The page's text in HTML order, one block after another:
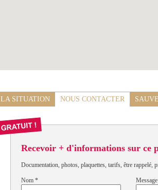
LA SITUATION NOUS CONTACTER
Recevoir + d'informations sur ce
Documentation, photos, plaquettes, tarifs, être rappelé,
Nom * Message